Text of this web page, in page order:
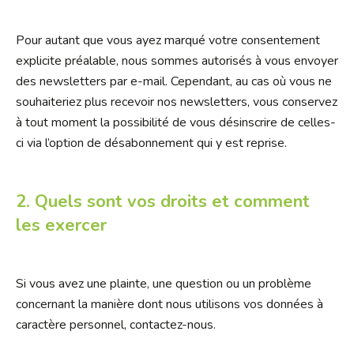
Pour autant que vous ayez marqué votre consentement
explicite préalable, nous sommes autorisés à vous envoyer
des newsletters par e-mail. Cependant, au cas où vous ne
souhaiteriez plus recevoir nos newsletters, vous conservez
à tout moment la possibilité de vous désinscrire de celles-
ci via l’option de désabonnement qui y est reprise.
2. Quels sont vos droits et comment
les exercer
Si vous avez une plainte, une question ou un problème
concernant la manière dont nous utilisons vos données à
caractère personnel, contactez-nous.